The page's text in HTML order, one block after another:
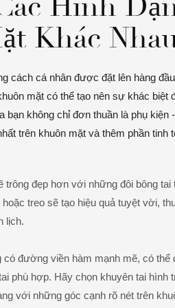
Khác
cách cá nhân được đặt lên hàng
mặt có thể tạo nên sự khác biệt
bạn không chỉ đơn thuần là phụ kiện
trên khuôn mặt và thêm phần tinh
trông đẹp hơn với những đôi bông tai
treo sẽ tạo hiệu quả tuyệt vời,
lịch.
có đường viền hàm mạnh mẽ, có
phù hợp. Hãy chọn khuyên tai hình
với những góc cạnh rõ nét trên